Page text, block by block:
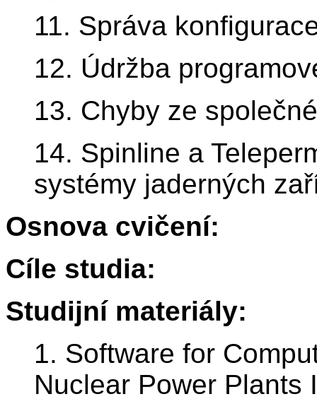
11. Správa
12. Údržba
13. Chyby ze
14. Spinline a
systémy jaderných
Osnova cvičení:
Cíle studia:
Studijní materiály:
1. Software for
Nuclear Power Plants